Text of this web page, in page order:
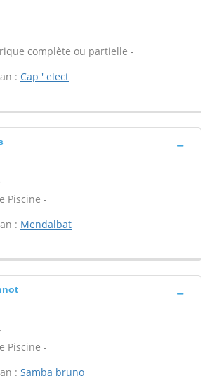
complète ou partielle -
: Cap ' elect
Piscine -
: Mendalbat
Piscine -
: Samba bruno